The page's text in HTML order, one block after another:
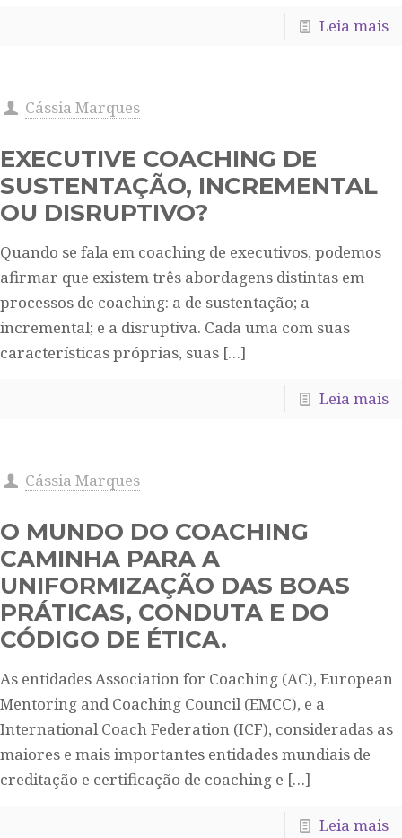
Leia mais
Cássia Marques
EXECUTIVE COACHING DE
SUSTENTAÇÃO, INCREMENTAL
OU DISRUPTIVO?
Quando se fala em coaching de executivos, podemos
afirmar que existem três abordagens distintas em
processos de coaching: a de sustentação; a
incremental; e a disruptiva. Cada uma com suas
características próprias, suas […]
Leia mais
Cássia Marques
O MUNDO DO COACHING
CAMINHA PARA A
UNIFORMIZAÇÃO DAS BOAS
PRÁTICAS, CONDUTA E DO
CÓDIGO DE ÉTICA.
As entidades Association for Coaching (AC), European
Mentoring and Coaching Council (EMCC), e a
International Coach Federation (ICF), consideradas as
maiores e mais importantes entidades mundiais de
creditação e certificação de coaching e […]
Leia mais